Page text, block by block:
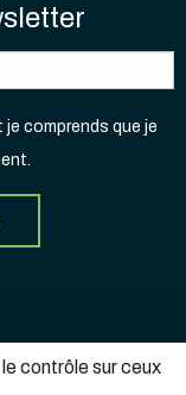
contrôle sur ceux
comprends que je